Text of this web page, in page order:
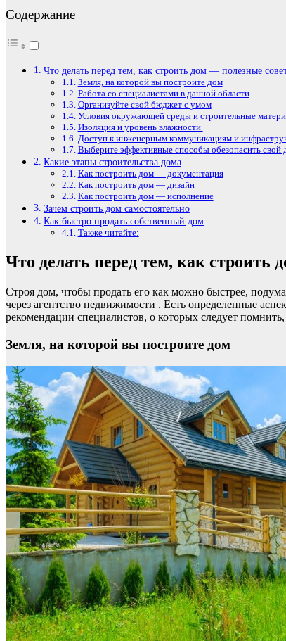
Содержание
Что делать перед тем, как строить дом — полезные
Земля, на которой вы построите дом
Работа со специалистами в данной области
Организуйте свой бюджет с умом
Условия окружающей среды и строительные
Изоляция и уровень влажности
Доступ к инженерным коммуникациям и
Выберите эффективные способы обезопасить свой
Какие этапы строительства дома
Как построить дом — документация
Как построить дом — дизайн
Как построить дом — исполнение
Зачем строить дом самостоятельно
Как быстро продать собственный дом
Также читайте:
Что делать перед тем, как строить
Строя дом, чтобы продать его как можно быстрее,
через агентство недвижимости . Есть определенные
рекомендации специалистов, о которых следует
Земля, на которой вы построите дом